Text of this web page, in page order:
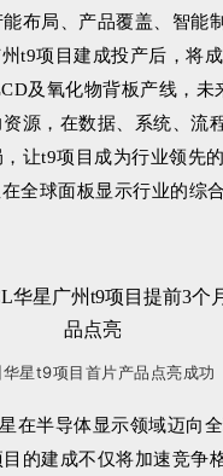
布局、产品覆盖、智能
t9项目建成投产后，将
及氧化物背板产线，未
源，在数据、系统、流
让t9项目成为行业领先
全球面板显示行业的综
星t9项目首片产品点亮成功
在半导体显示领域迈向
的建成不仅将加速竞争